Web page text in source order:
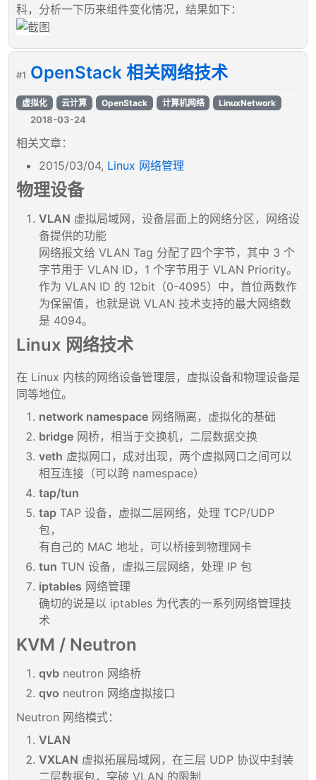
科，分析一下历来组件变化情况，结果如下：
#1 OpenStack 相关网络技术
虚拟化 云计算 OpenStack 计算机网络 LinuxNetwork
2018-03-24
相关文章：
2015/03/04, Linux 网络管理
物理设备
VLAN 虚拟局域网，设备层面上的网络分区，网络设
备提供的功能
网络报文给 VLAN Tag 分配了四个字节，其中 3 个
字节用于 VLAN ID，1 个字节用于 VLAN Priority。
作为 VLAN ID 的 12bit（0-4095）中，首位两数作
为保留值，也就是说 VLAN 技术支持的最大网络数
是 4094。
Linux 网络技术
在 Linux 内核的网络设备管理层，虚拟设备和物理设备是
同等地位。
network namespace 网络隔离，虚拟化的基础
bridge 网桥，相当于交换机，二层数据交换
veth 虚拟网口，成对出现，两个虚拟网口之间可以
相互连接（可以跨 namespace）
tap/tun
tap TAP 设备，虚拟二层网络，处理 TCP/UDP
包，
有自己的 MAC 地址，可以桥接到物理网卡
tun TUN 设备，虚拟三层网络，处理 IP 包
iptables 网络管理
确切的说是以 iptables 为代表的一系列网络管理技
术
KVM / Neutron
qvb neutron 网络桥
qvo neutron 网络虚拟接口
Neutron 网络模式：
VLAN
VXLAN 虚拟拓展局域网，在三层 UDP 协议中封装
二层数据包，突破 VLAN 的限制